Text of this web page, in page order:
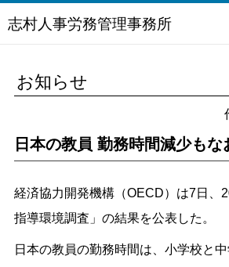
志村人事労務管理事務所
お知らせ
日本の教員 勤務時間減少もな
経済協力開発機構（OECD）は7日、
指導環境調査」の結果を公表した。
日本の教員の勤務時間は、小学校と